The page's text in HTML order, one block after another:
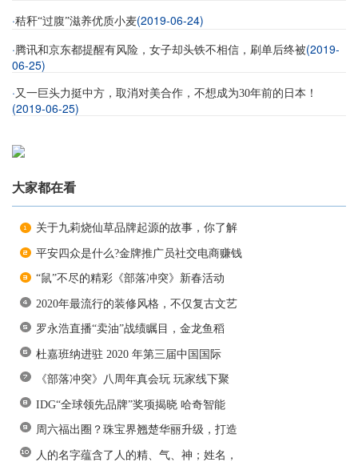
·秸秆“过腹”滋养优质小麦(2019-06-24)
·腾讯和京东都提醒有风险，女子却头铁不相信，刷单后终被(2019-
06-25)
· 又一巨头力挺中方，取消对美合作，不想成为30年前的日本！
(2019-06-25)
大家都在看
关于九莉烧仙草品牌起源的故事，你了解
平安四众是什么?金牌推广员社交电商赚钱
“鼠”不尽的精彩《部落冲突》新春活动
2020年最流行的装修风格，不仅复古文艺
罗永浩直播“卖油”战绩瞩目，金龙鱼稻
杜嘉班纳进驻 2020 年第三届中国国际
《部落冲突》八周年真会玩 玩家线下聚
IDG“全球领先品牌”奖项揭晓 哈奇智能
周六福出圈？珠宝界翘楚华丽升级，打造
人的名字蕴含了人的精、气、神；姓名，